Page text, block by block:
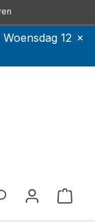
12 ×